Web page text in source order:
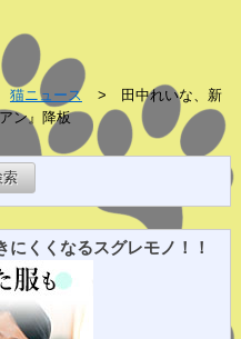
猫ニュース
田中れいな、新
ン』降板
にくくなるスグレモノ！！